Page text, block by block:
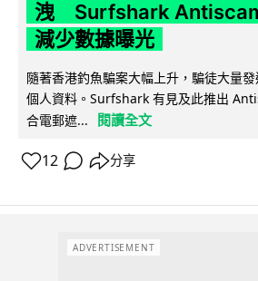
洩 Surfshark
減少數據曝光
隨著香港釣魚騙案大幅上升，騙徒大量
個人資料。Surfshark 有見及此推出
合電郵遮...
閱讀全文
12 分享
ADVERTISEMENT